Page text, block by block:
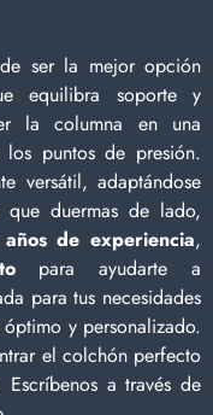
ser la mejor opción
equilibra soporte y
la columna en una
puntos de presión.
versátil, adaptándose
duermas de lado,
de experiencia,
para ayudarte a
para tus necesidades
y personalizado.
el colchón perfecto
a través de